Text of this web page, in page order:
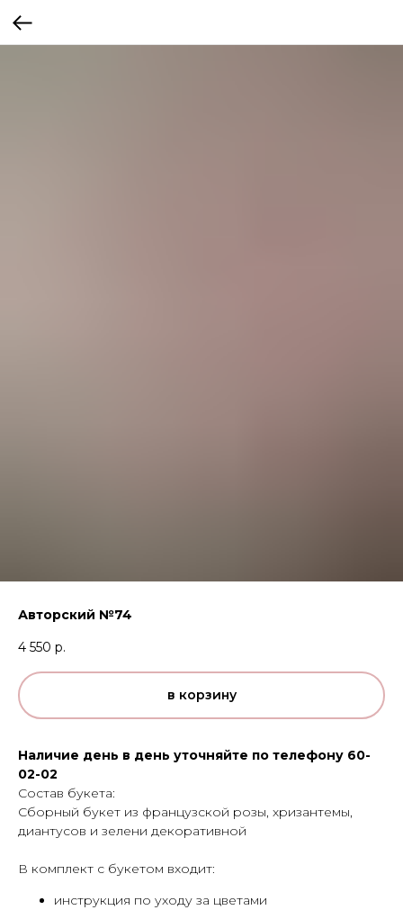
Авторский №74
4 550 р.
в корзину
Наличие день в день уточняйте по телефону 60-
02-02
Состав букета:
Сборный букет из французской розы, хризантемы,
диантусов и зелени декоративной
В комплект с букетом входит:
инструкция по уходу за цветами